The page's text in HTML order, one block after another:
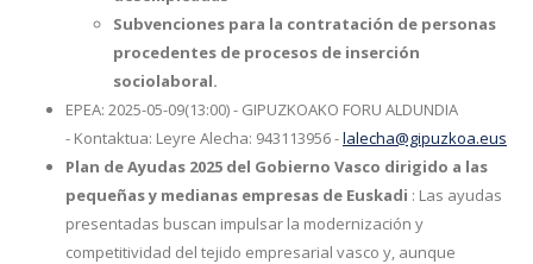
Subvenciones para la contratación de personas
procedentes de procesos de inserción
sociolaboral.
EPEA: 2025-05-09(13:00) - GIPUZKOAKO FORU ALDUNDIA
- Kontaktua: Leyre Alecha: 943113956 -lalecha@gipuzkoa.eus
Plan de Ayudas 2025 del Gobierno Vasco dirigido a las
pequeñas y medianas empresas de Euskadi : Las ayudas
presentadas buscan impulsar la modernización y
competitividad del tejido empresarial vasco y, aunque